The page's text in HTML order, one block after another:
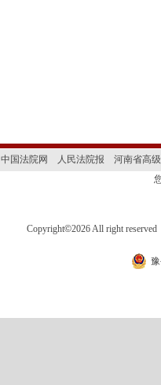
中国法院网 人民法院报
河南省高
Copyright©2026 All right